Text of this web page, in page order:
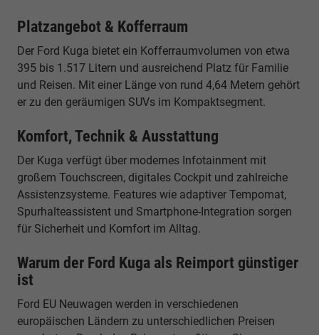
Platzangebot & Kofferraum
Der Ford Kuga bietet ein Kofferraumvolumen von etwa
395 bis 1.517 Litern und ausreichend Platz für Familie
und Reisen. Mit einer Länge von rund 4,64 Metern gehört
er zu den geräumigen SUVs im Kompaktsegment.
Komfort, Technik & Ausstattung
Der Kuga verfügt über modernes Infotainment mit
großem Touchscreen, digitales Cockpit und zahlreiche
Assistenzsysteme. Features wie adaptiver Tempomat,
Spurhalteassistent und Smartphone-Integration sorgen
für Sicherheit und Komfort im Alltag.
Warum der Ford Kuga als Reimport günstiger
ist
Ford EU Neuwagen werden in verschiedenen
europäischen Ländern zu unterschiedlichen Preisen